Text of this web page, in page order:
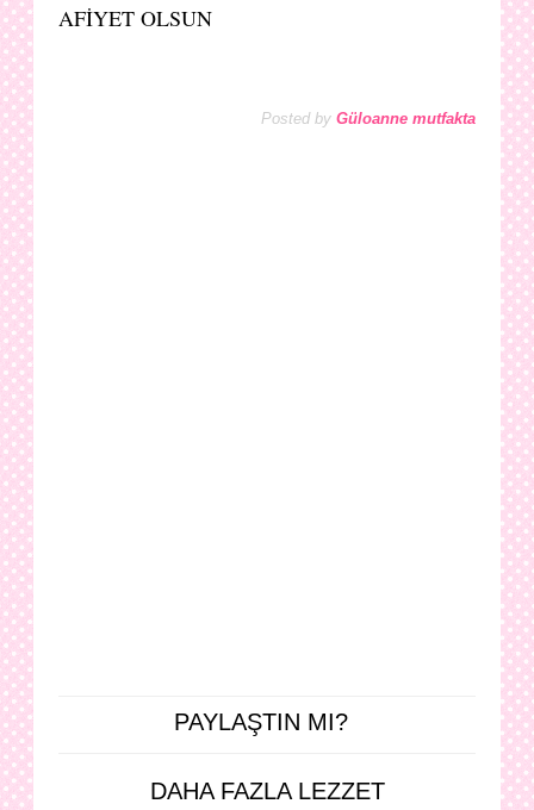
AFİYET OLSUN
Posted by Güloanne mutfakta
PAYLAŞTIN MI?
DAHA FAZLA LEZZET